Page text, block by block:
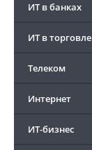
ИТ в банках
ИТ в торговле
Телеком
Интернет
ИТ-бизнес